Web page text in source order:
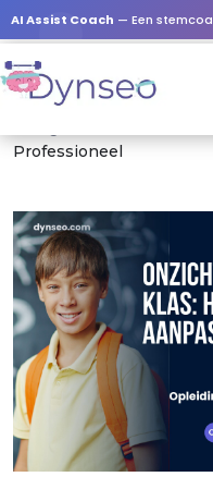
AI Assist Coach — Een stemcoach
Professioneel